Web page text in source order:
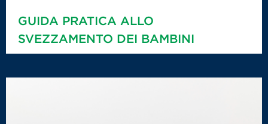
GUIDA PRATICA ALLO
SVEZZAMENTO DEI BAMBINI